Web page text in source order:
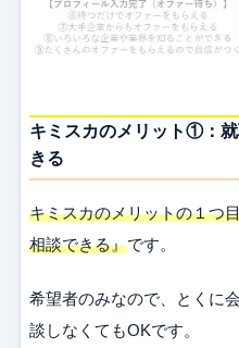
キミスカのメリット①：
きる
キミスカのメリットの１つ
相談できる』です。
希望者のみなので、とくに
談しなくてもOKです。